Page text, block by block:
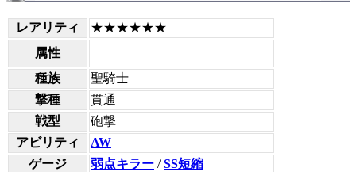
レアリティ
★★★★★★
属性
種族
聖騎士
撃種
貫通
戦型
砲撃
アビリティ
AW
ゲージ
弱点キラー /SS短縮